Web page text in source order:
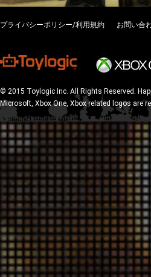
プライバシーポリシー/利用規約 お問い合
© 2015 Toylogic Inc. All Rights Reserved.
Microsoft, Xbox One, Xbox related logos are